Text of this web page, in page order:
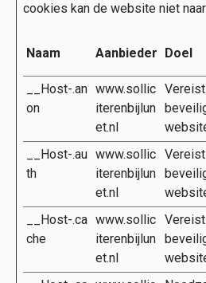
cookies kan de website niet
Naam Aanbieder Doel
__Host-.an
on
www.sollic
iterenbijlun
et.nl
__Host-.au
th
www.sollic
iterenbijlun
et.nl
__Host-.ca
che
www.sollic
iterenbijlun
et.nl